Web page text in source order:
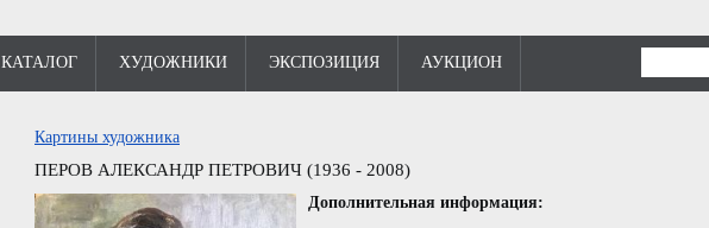
КАТАЛОГ ХУДОЖНИКИ ЭКСПОЗИЦИЯ АУКЦИОН
Картины художника
ПЕРОВ АЛЕКСАНДР ПЕТРОВИЧ (1936 - 2008)
Дополнительная информация: